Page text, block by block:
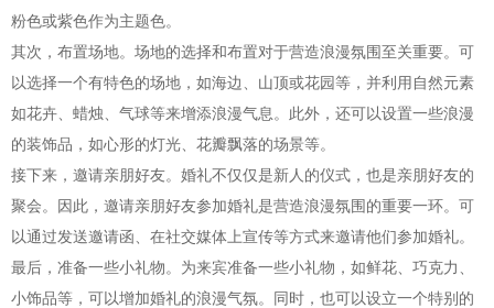
粉色或紫色作为主题色。
其次，布置场地。场地的选择和布置对于营造浪漫氛围至关重要。可
以选择一个有特色的场地，如海边、山顶或花园等，并利用自然元素
如花卉、蜡烛、气球等来增添浪漫气息。此外，还可以设置一些浪漫
的装饰品，如心形的灯光、花瓣飘落的场景等。
接下来，邀请亲朋好友。婚礼不仅仅是新人的仪式，也是亲朋好友的
聚会。因此，邀请亲朋好友参加婚礼是营造浪漫氛围的重要一环。可
以通过发送邀请函、在社交媒体上宣传等方式来邀请他们参加婚礼。
最后，准备一些小礼物。为来宾准备一些小礼物，如鲜花、巧克力、
小饰品等，可以增加婚礼的浪漫气氛。同时，也可以设立一个特别的